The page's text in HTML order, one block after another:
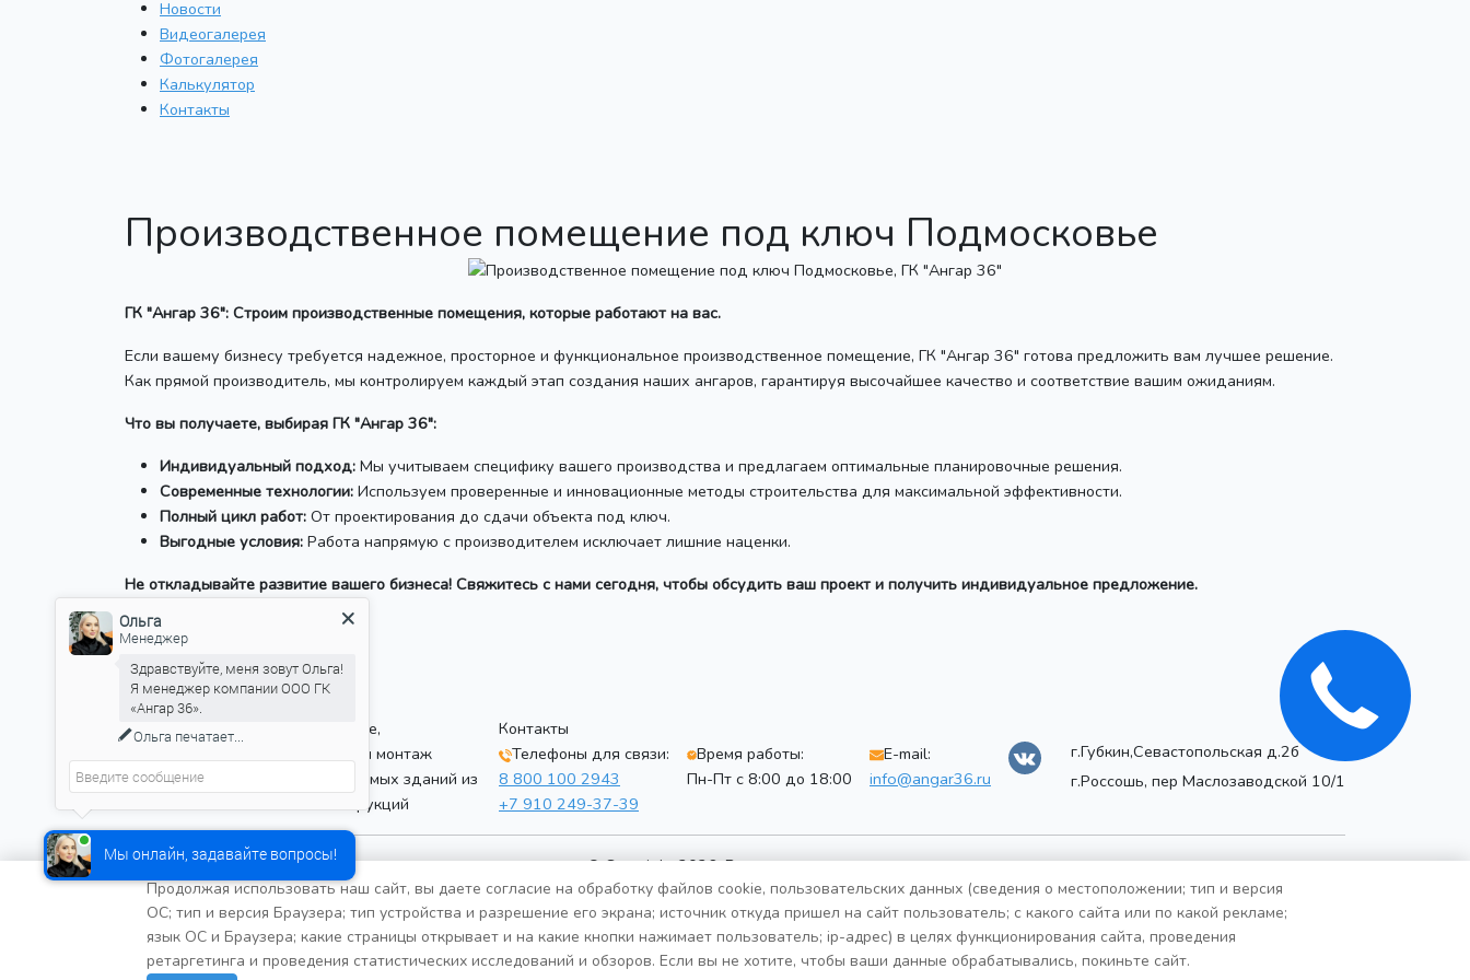
Новости
Видеогалерея
Фотогалерея
Калькулятор
Контакты
Производственное помещение под ключ Подмосковье
ГК "Ангар 36": Строим производственные помещения, которые работают на вас.
Если вашему бизнесу требуется надежное, просторное и функциональное производственное помещение, ГК "Ангар 36" готова предложить вам лучшее решение.
Как прямой производитель, мы контролируем каждый этап создания наших ангаров, гарантируя высочайшее качество и соответствие вашим ожиданиям.
Что вы получаете, выбирая ГК "Ангар 36":
Индивидуальный подход: Мы учитываем специфику вашего производства и предлагаем оптимальные планировочные решения.
Современные технологии: Используем проверенные и инновационные методы строительства для максимальной эффективности.
Полный цикл работ: От проектирования до сдачи объекта под ключ.
Выгодные условия: Работа напрямую с производителем исключает лишние наценки.
Не откладывайте развитие вашего бизнеса! Свяжитесь с нами сегодня, чтобы обсудить ваш проект и получить индивидуальное предложение.
Проектирование,
производство и монтаж
быстровозводимых зданий из
металлоконструкций
Контакты
Телефоны для связи:
8 800 100 2943
+7 910 249-37-39
Время работы:
Пн-Пт с 8:00 до 18:00
E-mail:
info@angar36.ru
г.Губкин,Севастопольская д.2б
г.Россошь, пер Маслозаводской 10/1
© Copyright 2026. Все права защищены
Политика конфиденциальности
ООО Группа компаний "Ангар 36"
ИНН: 3627032960
ОГРН: 1213600033240
Продолжая использовать наш сайт, вы даете согласие на обработку файлов cookie, пользовательских данных (сведения о местоположении; тип и версия
ОС; тип и версия Браузера; тип устройства и разрешение его экрана; источник откуда пришел на сайт пользователь; с какого сайта или по какой рекламе;
язык ОС и Браузера; какие страницы открывает и на какие кнопки нажимает пользователь; ip-адрес) в целях функционирования сайта, проведения
ретаргетинга и проведения статистических исследований и обзоров. Если вы не хотите, чтобы ваши данные обрабатывались, покиньте сайт.
Мы онлайн, задавайте вопросы!
Ольга
Менеджер
Здравствуйте, меня зовут Ольга!
Я менеджер компании ООО ГК
«Ангар 36».
Ольга печатает...